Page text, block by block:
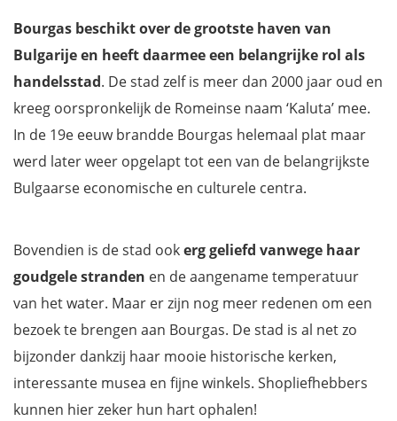
Bourgas beschikt over de grootste haven van
Bulgarije en heeft daarmee een belangrijke rol als
handelsstad. De stad zelf is meer dan 2000 jaar oud en
kreeg oorspronkelijk de Romeinse naam ‘Kaluta’ mee.
In de 19e eeuw brandde Bourgas helemaal plat maar
werd later weer opgelapt tot een van de belangrijkste
Bulgaarse economische en culturele centra.
Bovendien is de stad ookerg geliefd vanwege haar
goudgele stranden en de aangename temperatuur
van het water. Maar er zijn nog meer redenen om een
bezoek te brengen aan Bourgas. De stad is al net zo
bijzonder dankzij haar mooie historische kerken,
interessante musea en fijne winkels. Shopliefhebbers
kunnen hier zeker hun hart ophalen!